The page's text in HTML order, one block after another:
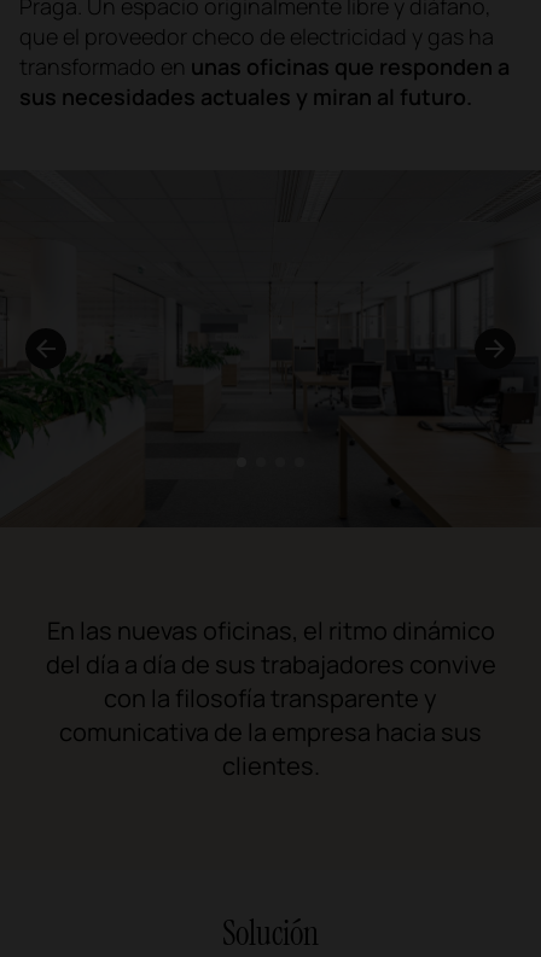
Praga. Un espacio originalmente libre y diáfano,
que el proveedor checo de electricidad y gas ha
transformado en unas oficinas que responden a
sus necesidades actuales y miran al futuro.
En las nuevas oficinas, el ritmo dinámico
del día a día de sus trabajadores convive
con la filosofía transparente y
comunicativa de la empresa hacia sus
clientes.
Solución